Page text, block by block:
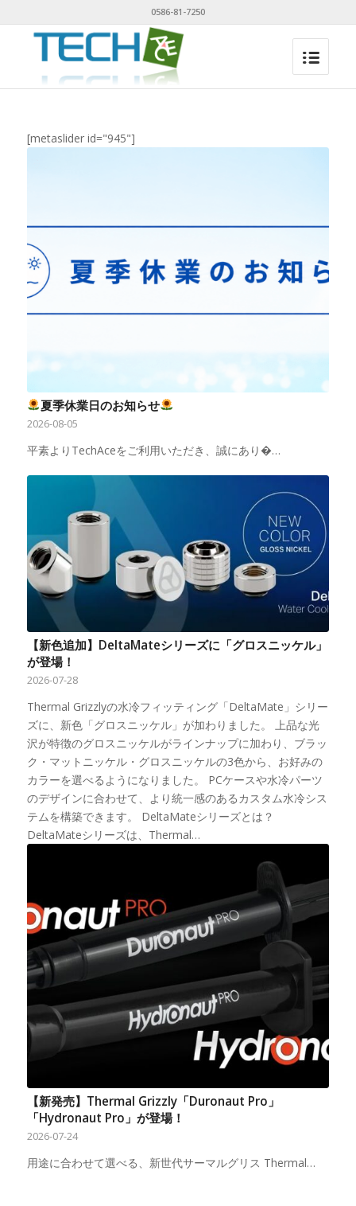
0586-81-7250
[metaslider id="945"]
夏季休業日のお知らせ
2026-08-05
平素よりTechAceをご利用いただき、誠にあり�…
【新色追加】DeltaMateシリーズに「グロスニッケル」
が登場！
2026-07-28
Thermal Grizzlyの水冷フィッティング「DeltaMate」シリー
ズに、新色「グロスニッケル」が加わりました。 上品な光
沢が特徴のグロスニッケルがラインナップに加わり、ブラッ
ク・マットニッケル・グロスニッケルの3色から、お好みの
カラーを選べるようになりました。 PCケースや水冷パーツ
のデザインに合わせて、より統一感のあるカスタム水冷シス
テムを構築できます。 DeltaMateシリーズとは？
DeltaMateシリーズは、Thermal…
【新発売】Thermal Grizzly「Duronaut Pro」
「Hydronaut Pro」が登場！
2026-07-24
用途に合わせて選べる、新世代サーマルグリス Thermal…